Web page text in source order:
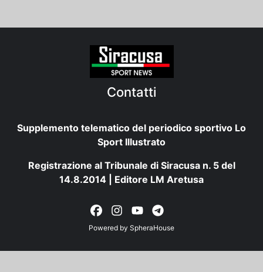
Contatti
Supplemento telematico del periodico sportivo Lo
Sport Illustrato
Registrazione al Tribunale di Siracusa n. 5 del
14.8.2014 | Editore LM Aretusa
Powered by SpheraHouse